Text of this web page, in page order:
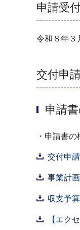
申請受
令和８年
交付申
申請
・申請書
交付申
事業計
収支予
【エク